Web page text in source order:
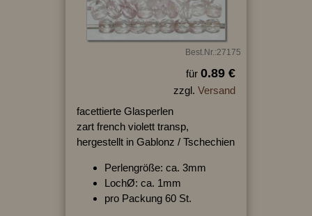
Best.Nr.:27175
für 0.89 €
zzgl. Versand
facettierte Glasperlen
zart french violett transp,
hergestellt in Gablonz / Tschechien
Perlengröße: ca. 3mm
LochØ: ca. 1mm
pro Packung 60 St.